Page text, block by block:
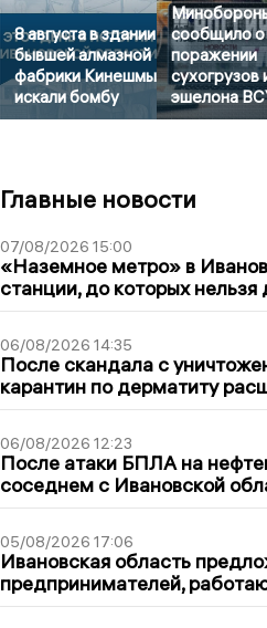
8 августа в здании
бывшей алмазной
фабрики Кинешмы
искали бомбу
сообщило о
поражении
сухогрузов
эшелона
Главные новости
07/08/2026 15:00
«Наземное метро» в
станции, до которых нельзя
06/08/2026 14:35
После скандала с
карантин по дерматиту
06/08/2026 12:23
После атаки БПЛА на
соседнем с Ивановской
05/08/2026 17:06
Ивановская область
предпринимателей,